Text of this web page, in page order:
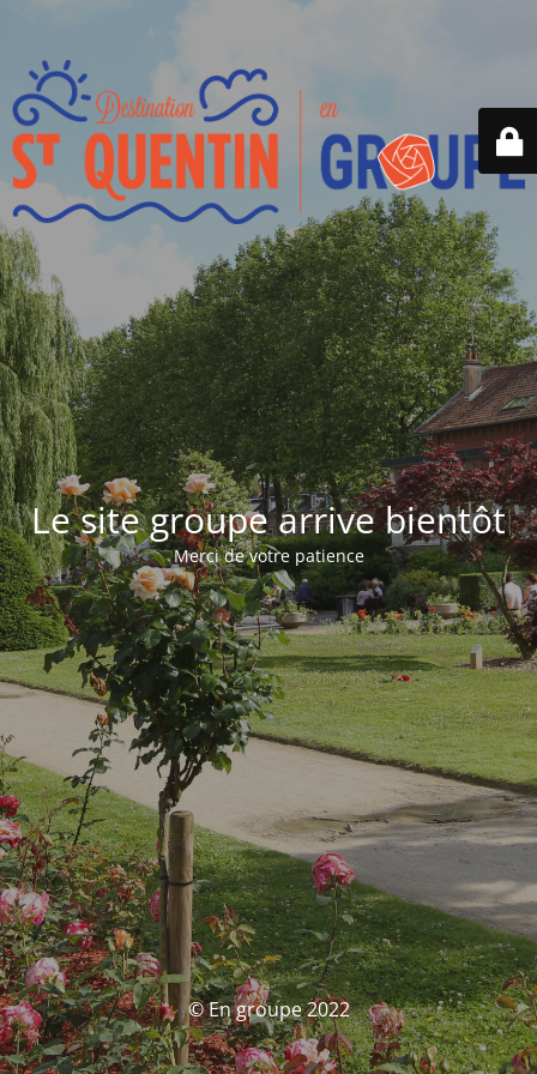
Le site groupe arrive bientôt
Merci de votre patience
© En groupe 2022